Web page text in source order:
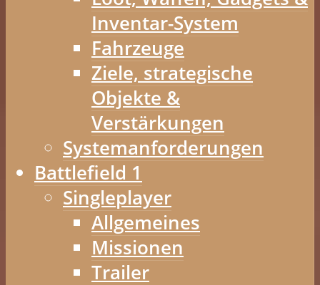
Inventar-System
Fahrzeuge
Ziele, strategische
Objekte &
Verstärkungen
Systemanforderungen
Battlefield 1
Singleplayer
Allgemeines
Missionen
Trailer